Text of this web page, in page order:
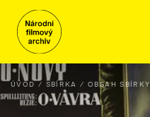
ÚVOD SBÍRKA OBSAH SBÍRKY